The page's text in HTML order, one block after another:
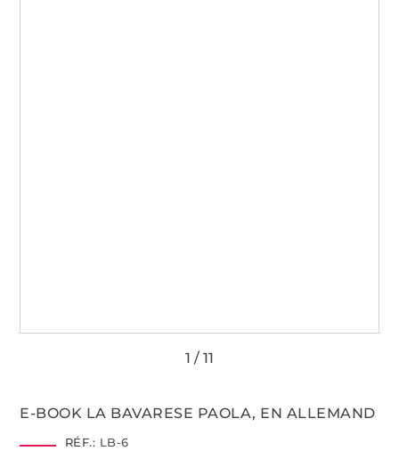
E-BOOK LA BAVARESE PAOLA, EN ALLEMAND
RÉF.: LB-6